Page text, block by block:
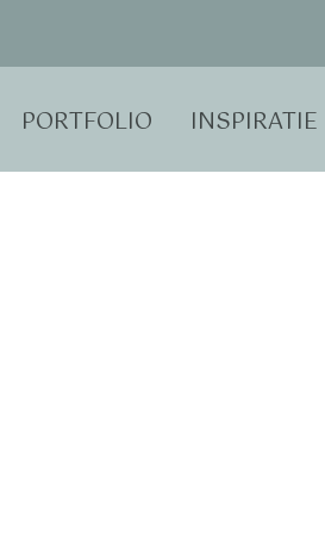
PORTFOLIO INSPIRATIE